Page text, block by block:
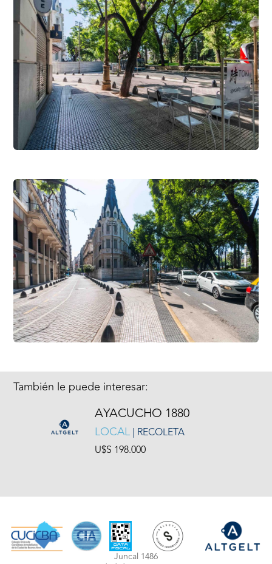
También le puede interesar:
AYACUCHO 1880
LOCAL | RECOLETA
U$S 198.000
Juncal 1486